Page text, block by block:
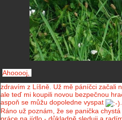
Ahooooj,
zdravím z Líšně. Už mě páníčci začali
ale teď mi koupili novou bezpečnou
aspoň se můžu dopoledne vyspat
.
Ráno už poznám, že se panička
práce na jídlo - důkladně sleduji a